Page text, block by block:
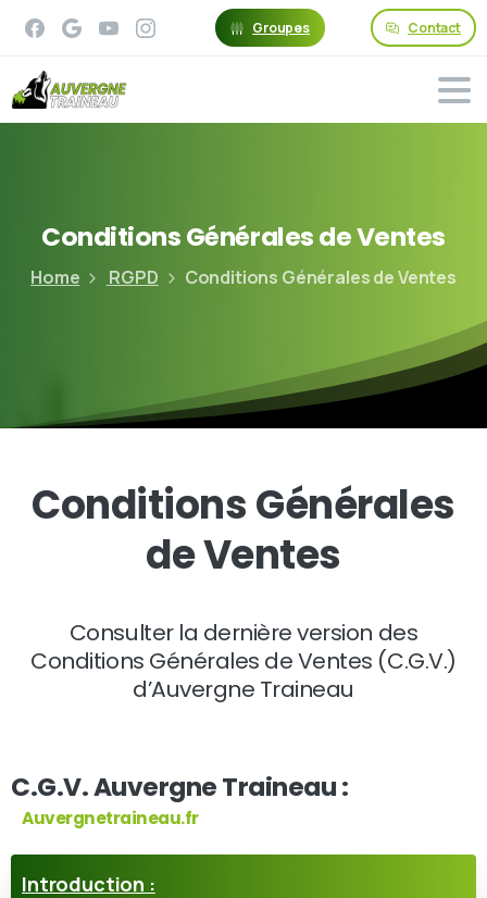
Groupes Contact
ConditionsGénéralesdeVentes
Home RGPD Conditions Générales de Ventes
Conditions Générales
de Ventes
Consulter la dernière version des
Conditions Générales de Ventes (C.G.V.)
d’Auvergne Traineau
C.G.V. Auvergne Traineau :
Auvergnetraineau.fr
Introduction :